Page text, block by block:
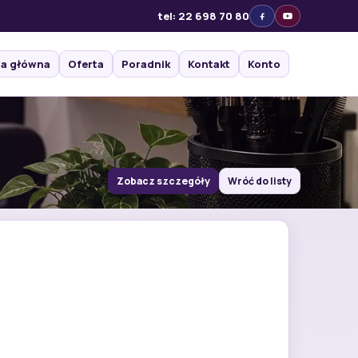
tel: 22 698 70 80
główna Oferta Poradnik Kontakt Konto
Zobacz szczegóły Wróć do listy